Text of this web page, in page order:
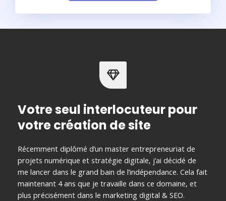
Votre seul interlocuteur pour
votre création de site
Récemment diplômé d’un master entrepreneuriat de
projets numérique et stratégie digitale, j’ai décidé de
me lancer dans le grand bain de l’indépendance. Cela fait
maintenant 4 ans que je travaille dans ce domaine, et
plus précisément dans le marketing digital & SEO.